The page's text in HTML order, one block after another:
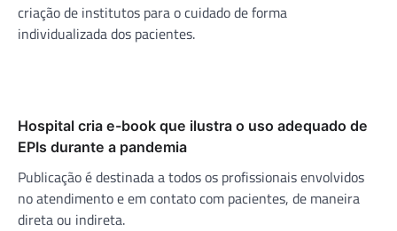
criação de institutos para o cuidado de forma
individualizada dos pacientes.
Hospital cria e-book que ilustra o uso adequado de
EPIs durante a pandemia
Publicação é destinada a todos os profissionais envolvidos
no atendimento e em contato com pacientes, de maneira
direta ou indireta.